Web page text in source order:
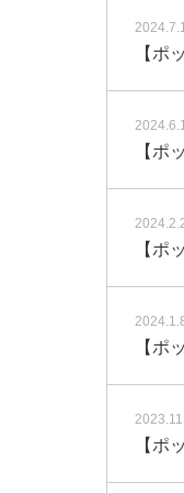
【ポ
【ポ
【ポ
【ポ
【ポ